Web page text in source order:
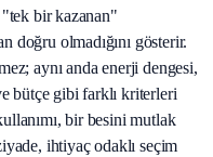
"tek bir kazanan"
doğru olmadığını gösterir.
aynı anda enerji dengesi,
bütçe gibi farklı kriterleri
bir besini mutlak
ihtiyaç odaklı seçim